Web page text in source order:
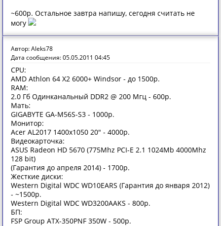
~600р. Остальное завтра напишу, сегодня считать не
могу
Автор: Aleks78
Дата сообщения: 05.05.2011 04:45
CPU:
AMD Athlon 64 X2 6000+ Windsor - до 1500р.
RAM:
2.0 Гб Одинканальный DDR2 @ 200 Мгц - 600р.
Мать:
GIGABYTE GA-M56S-S3 - 1000р.
Монитор:
Acer AL2017 1400x1050 20" - 4000р.
Видеокарточка:
ASUS Radeon HD 5670 (775Mhz PCI-E 2.1 1024Mb 4000Mhz
128 bit)
(Гарантия до апреля 2014) - 1700р.
Жесткие диски:
Western Digital WDC WD10EARS (Гарантия до января 2012)
- ~1500р.
Western Digital WDC WD3200AAKS - 800р.
БП:
FSP Group ATX-350PNF 350W - 500р.